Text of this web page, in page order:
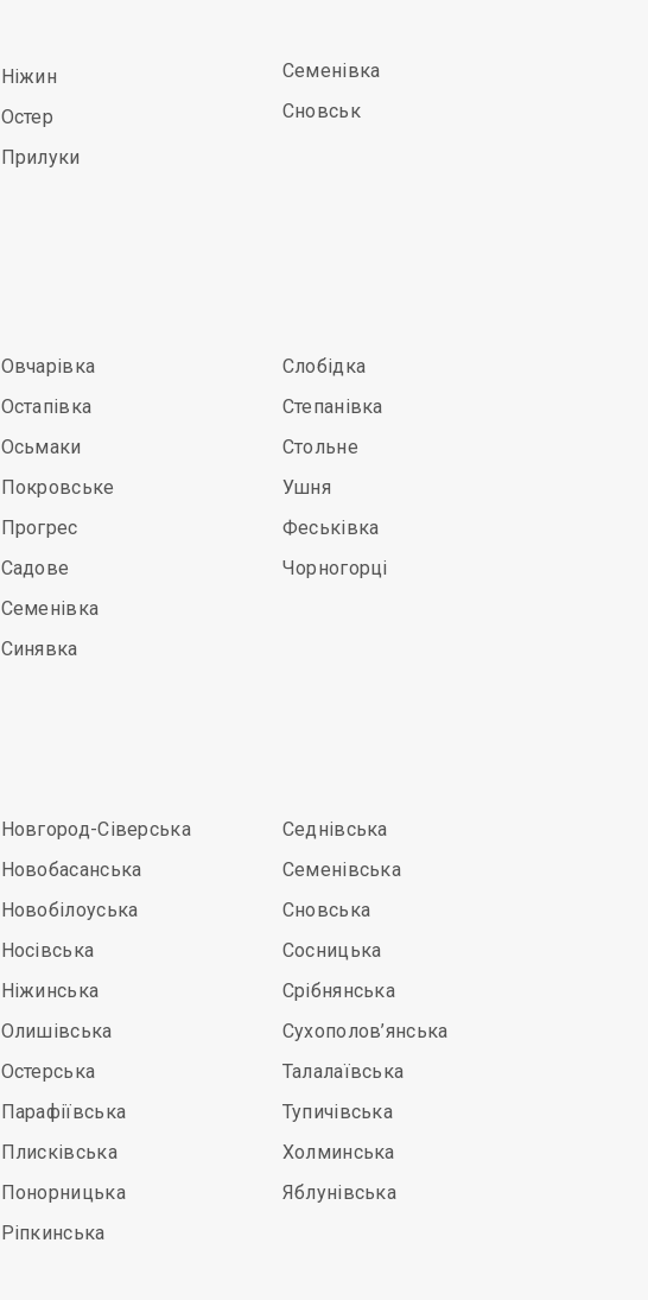
Ніжин
Остер
Прилуки
Семенівка
Сновськ
Овчарівка
Остапівка
Осьмаки
Покровське
Прогрес
Садове
Семенівка
Синявка
Слобідка
Степанівка
Стольне
Ушня
Феськівка
Чорногорці
Новгород-Сіверська
Новобасанська
Новобілоуська
Носівська
Ніжинська
Олишівська
Остерська
Парафіївська
Плисківська
Понорницька
Ріпкинська
Седнівська
Семенівська
Сновська
Сосницька
Срібнянська
Сухополов’янська
Талалаївська
Тупичівська
Холминська
Яблунівська